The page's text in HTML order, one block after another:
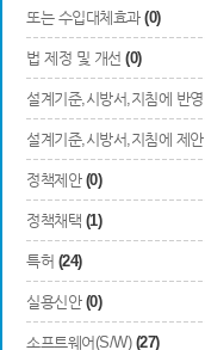
또는 수입대체효과 (0)
법 제정 및 개선 (0)
설계기준,시방서,지침에 반영
설계기준,시방서,지침에 제안
정책제안 (0)
정책채택 (1)
특허 (24)
실용신안 (0)
소프트웨어(S/W) (27)